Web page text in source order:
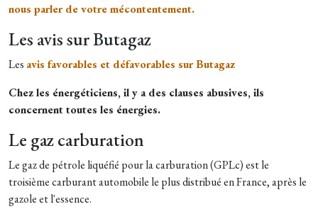
nous parler de votre mécontentement.
Les avis sur Butagaz
Les avis favorables et défavorables sur Butagaz
Chez les énergéticiens, il y a des clauses abusives, ils
concernent toutes les énergies.
Le gaz carburation
Le gaz de pétrole liquéfié pour la carburation (GPLc) est le
troisième carburant automobile le plus distribué en France, après le
gazole et l'essence.